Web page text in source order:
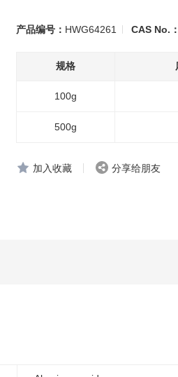
产品编号： HWG64261 CAS No.：
规格
100g
500g
加入收藏 分享给朋友